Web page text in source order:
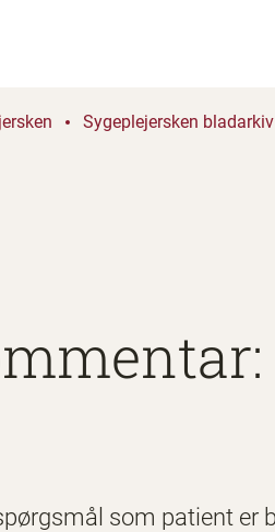
Sygeplejersken bladarkiv
som patient